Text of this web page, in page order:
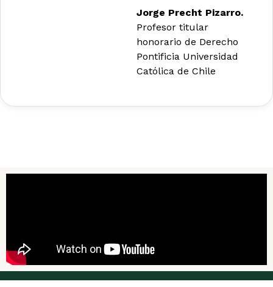
Jorge Precht Pizarro.
Profesor titular
honorario de Derecho
Pontificia Universidad
Católica de Chile